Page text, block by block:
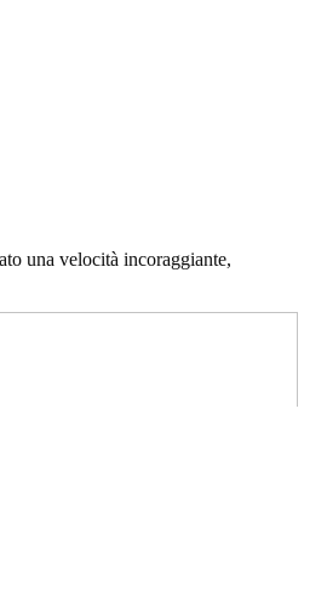
una velocità incoraggiante,